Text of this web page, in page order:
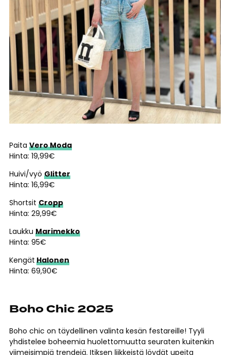
Paita Vero Moda
Hinta: 19,99€
Huivi/vyö Glitter
Hinta: 16,99€
Shortsit Cropp
Hinta: 29,99€
Laukku Marimekko
Hinta: 95€
Kengät Halonen
Hinta: 69,90€
Boho Chic 2025
Boho chic on täydellinen valinta kesän festareille! Tyyli
yhdistelee boheemia huolettomuutta seuraten kuitenkin
viimeisimpiä trendejä. Itiksen liikkeistä löydät upeita